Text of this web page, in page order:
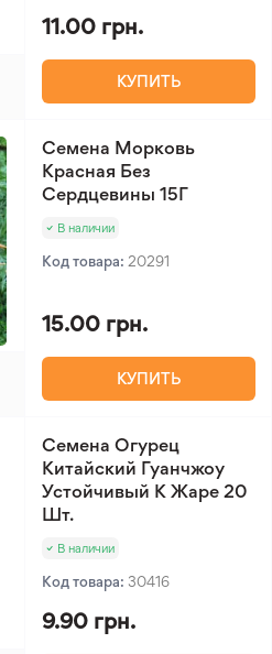
11.00 грн.
КУПИТЬ
Семена Морковь
Красная Без
Сердцевины 15Г
В наличии
Код товара: 20291
15.00 грн.
КУПИТЬ
Семена Огурец
Китайский Гуанчжоу
Устойчивый К Жаре 20
Шт.
В наличии
Код товара: 30416
9.90 грн.